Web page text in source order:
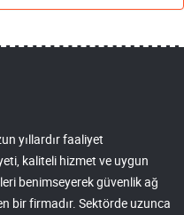
yıllardır faaliyet
kaliteli hizmet ve uygun
benimseyerek güvenlik ağ
bir firmadır. Sektörde uzunca